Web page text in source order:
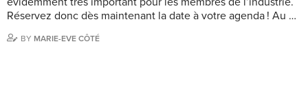
Réservez donc dès maintenant la date à votre agenda ! Au …
BY MARIE-EVE CÔTÉ